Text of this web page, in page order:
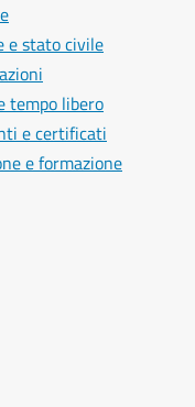
e stato civile
tempo libero
e certificati
e formazione